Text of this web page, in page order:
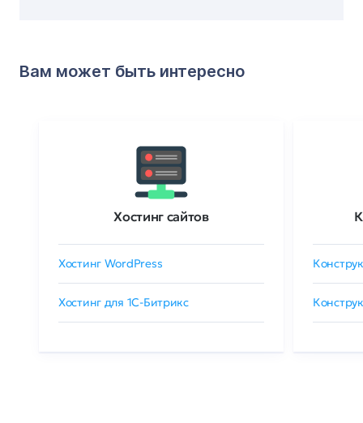
Вам может быть интересно
Хостинг сайтов
Хостинг WordPress
Хостинг для 1C-Битрикс